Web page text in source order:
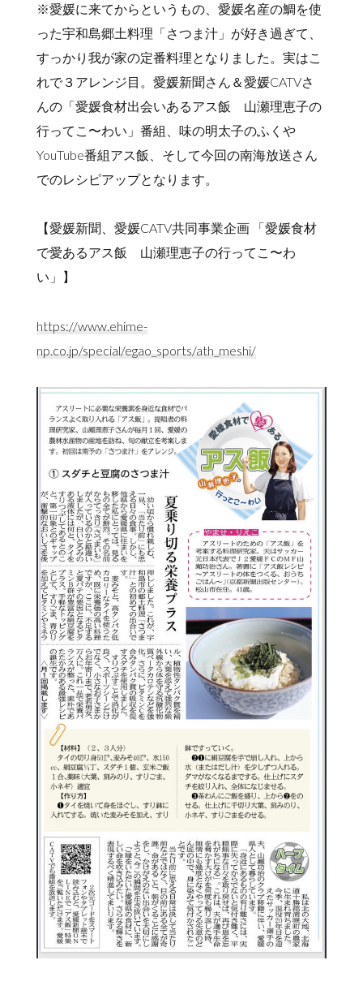
※愛媛に来てからというもの、愛媛名産の鯛を使
った宇和島郷土料理「さつま汁」が好き過ぎて、
すっかり我が家の定番料理となりました。実はこ
れで３アレンジ目。愛媛新聞さん＆愛媛CATVさ
んの「愛媛食材出会いあるアス飯 山瀬理恵子の
行ってこ〜わい」番組、味の明太子のふくや
YouTube番組アス飯、そして今回の南海放送さん
でのレシピアップとなります。
【愛媛新聞、愛媛CATV共同事業企画 「愛媛食材
で愛あるアス飯 山瀬理恵子の行ってこ〜わ
い」】
https://www.ehime-
np.co.jp/special/egao_sports/ath_meshi/